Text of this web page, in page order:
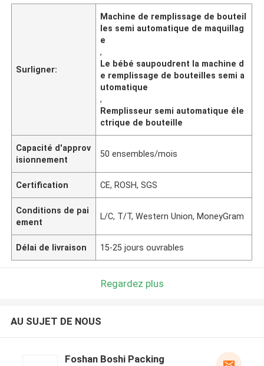
Surligner:
Machine de remplissage de bouteil
les semi automatique de maquillag
e
,
Le bébé saupoudrent la machine d
e remplissage de bouteilles semi a
utomatique
,
Remplisseur semi automatique éle
ctrique de bouteille
Capacité d'approv
isionnement
50 ensembles/mois
Certification CE, ROSH, SGS
Conditions de pai
ement
L/C, T/T, Western Union, MoneyGram
Délai de livraison 15-25 jours ouvrables
Regardez plus
AU SUJET DE NOUS
Foshan Boshi Packing